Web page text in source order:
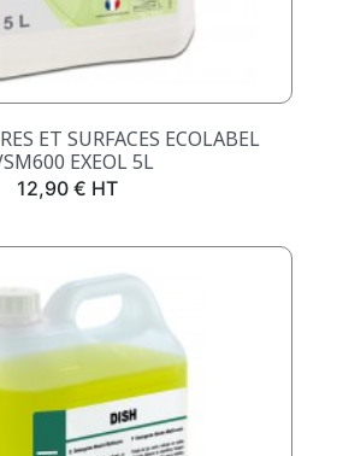
ET SURFACES ECOLABEL
EXEOL 5L
Prix
12,90 € HT